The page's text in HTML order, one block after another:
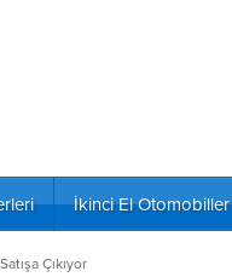
İkinci El Otomobiller
Çıkıyor